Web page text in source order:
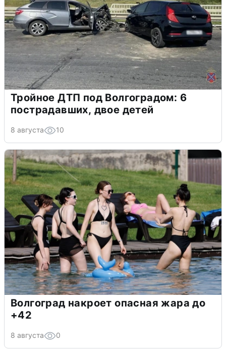
Тройное ДТП под Волгоградом: 6
пострадавших, двое детей
8 августа 10
Волгоград накроет опасная жара до
+42
8 августа 0